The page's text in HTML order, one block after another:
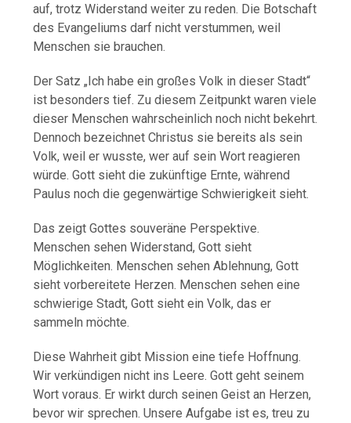
auf, trotz Widerstand weiter zu reden. Die Botschaft
des Evangeliums darf nicht verstummen, weil
Menschen sie brauchen.
Der Satz „Ich habe ein großes Volk in dieser Stadt“
ist besonders tief. Zu diesem Zeitpunkt waren viele
dieser Menschen wahrscheinlich noch nicht bekehrt.
Dennoch bezeichnet Christus sie bereits als sein
Volk, weil er wusste, wer auf sein Wort reagieren
würde. Gott sieht die zukünftige Ernte, während
Paulus noch die gegenwärtige Schwierigkeit sieht.
Das zeigt Gottes souveräne Perspektive.
Menschen sehen Widerstand, Gott sieht
Möglichkeiten. Menschen sehen Ablehnung, Gott
sieht vorbereitete Herzen. Menschen sehen eine
schwierige Stadt, Gott sieht ein Volk, das er
sammeln möchte.
Diese Wahrheit gibt Mission eine tiefe Hoffnung.
Wir verkündigen nicht ins Leere. Gott geht seinem
Wort voraus. Er wirkt durch seinen Geist an Herzen,
bevor wir sprechen. Unsere Aufgabe ist es, treu zu